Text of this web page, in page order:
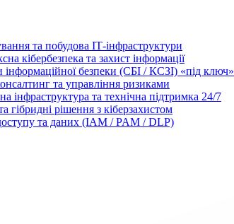
та побудова ІТ-інфраструктури
кібербезпека та захист інформації
інформаційної безпеки (СБІ / КСЗІ) «під ключ»
та управління ризиками
інфраструктура та технічна підтримка 24/7
гібридні рішення з кіберзахистом
та даних (IAM / PAM / DLP)